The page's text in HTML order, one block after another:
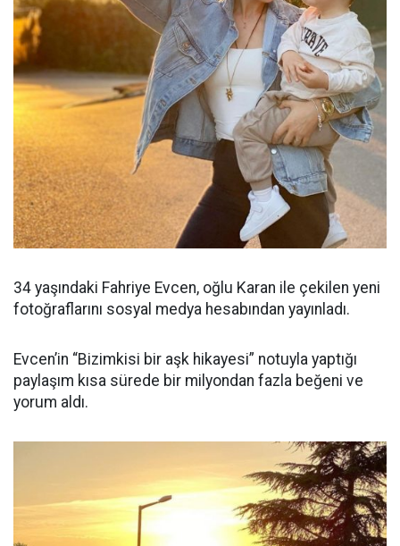
34 yaşındaki Fahriye Evcen, oğlu Karan ile çekilen yeni
fotoğraflarını sosyal medya hesabından yayınladı.
Evcen’in “Bizimkisi bir aşk hikayesi” notuyla yaptığı
paylaşım kısa sürede bir milyondan fazla beğeni ve
yorum aldı.